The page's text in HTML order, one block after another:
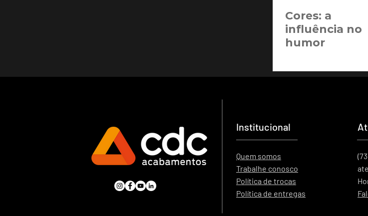
Cores: a
influência no
humor
Institucional
Quem somos
Trabalhe conosco
Política de trocas
Política de entregas